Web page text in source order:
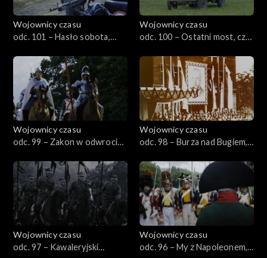
Wojownicy czasu
odc. 101 – Hasło sobota,
Wojownicy czasu
odc. 100 – Ostatni most, czyli
Wojownicy czasu
odc. 99 – Zakon w odwrocie,
Wojownicy czasu
odc. 98 – Burza nad Bugiem,
Wojownicy czasu
odc. 97 – Kawaleryjski
Wojownicy czasu
odc. 96 – My z Napoleonem,